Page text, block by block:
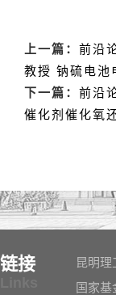
上一篇： 前沿
教授 钠硫电池
下一篇： 前沿
催化剂催化氧
链接 昆明理
国家基